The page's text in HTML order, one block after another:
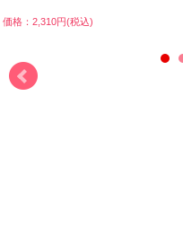
価格：2,310円(税込)